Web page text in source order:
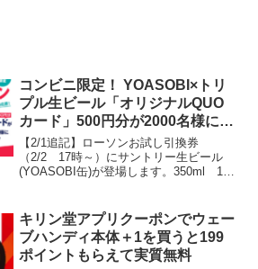
コンビニ限定！ YOASOBI×トリ
プル生ビール「オリジナルQUO
カード」500円分が2000名様に当
たる！ローソンお試し引換券にあ
り
【2/1追記】ローソンお試し引換券
（2/2 17時～）にサントリー生ビール
(YOASOBI缶)が登場します。350ml 100
す♪追記おわりコンビニ限定 YO...
キリン堂アプリクーポンでウェー
ブハンディ本体＋1を買うと199
ポイントもらえて実質無料